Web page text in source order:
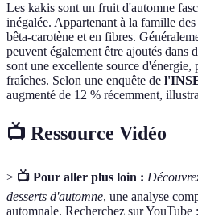
Les kakis sont un fruit d'automne
inégalée. Appartenant à la famille
bêta-carotène et en fibres.
peuvent également être ajoutés dans
sont une excellente source
fraîches. Selon une enquête de
augmenté de 12 % récemment,
📺 Ressource Vidéo
> 📺 Pour aller plus loin :
desserts d'automne, une analyse
automnale. Recherchez sur YouTube